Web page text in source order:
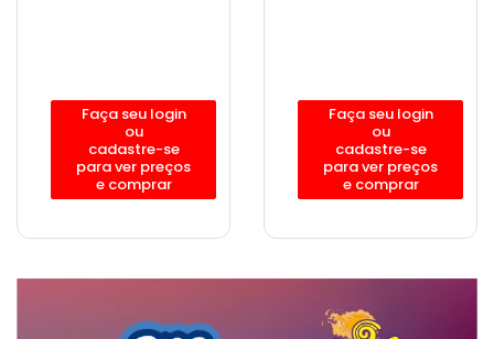
Faça seu login
ou
cadastre-se
para ver preços
e comprar
Faça seu login
ou
cadastre-se
para ver preços
e comprar